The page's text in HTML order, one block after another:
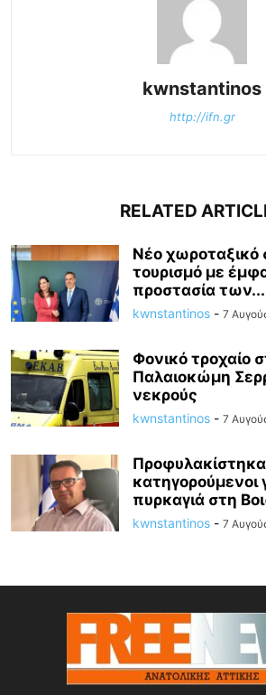
kwnstantinos
http://ifn.gr
RELATED
Νέο χωροταξικό
τουρισμό με
προστασία των...
kwnstantinos - 7
Φονικό τροχαίο
Παλαιοκώμη
νεκρούς
kwnstantinos - 7
κατηγορούμενοι
πυρκαγιά στη
kwnstantinos - 7